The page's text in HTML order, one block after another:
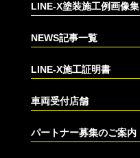
LINE-X塗装施工例画像集
NEWS記事一覧
LINE-X施工証明書
車両受付店舗
パートナー募集のご案内